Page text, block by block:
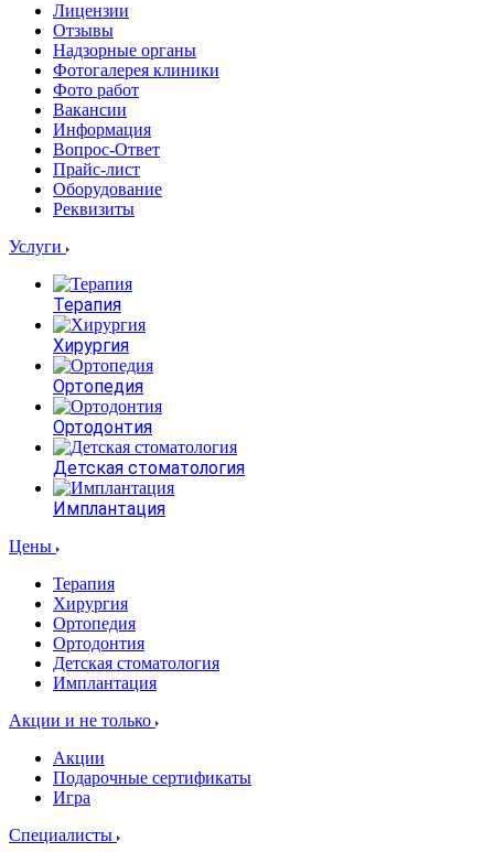
Лицензии
Отзывы
Надзорные органы
Фотогалерея клиники
Фото работ
Вакансии
Информация
Вопрос-Ответ
Прайс-лист
Оборудование
Реквизиты
Услуги
Терапия
Хирургия
Ортопедия
Ортодонтия
Детская стоматология
Имплантация
Цены
Терапия
Хирургия
Ортопедия
Ортодонтия
Детская стоматология
Имплантация
Акции и не только
Акции
Подарочные сертификаты
Игра
Специалисты